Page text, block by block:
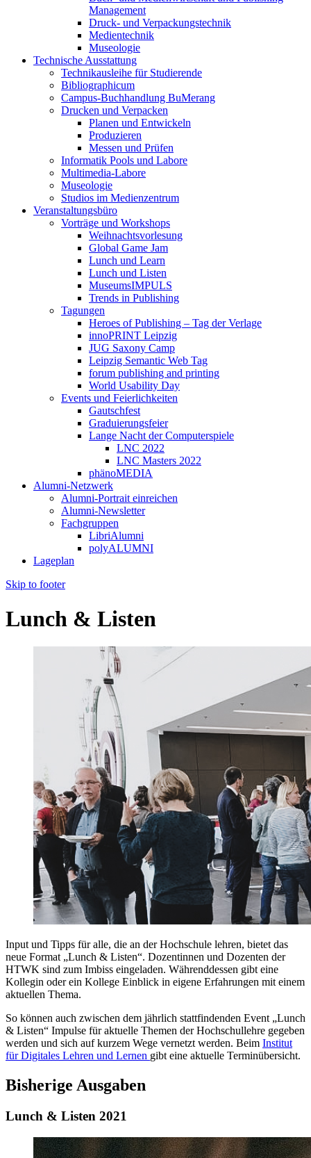
Management
Druck- und Verpackungstechnik
Medientechnik
Museologie
Technische Ausstattung
Technikausleihe für Studierende
Bibliographicum
Campus-Buchhandlung BuMerang
Drucken und Verpacken
Planen und Entwickeln
Produzieren
Messen und Prüfen
Informatik Pools und Labore
Multimedia-Labore
Museologie
Studios im Medienzentrum
Veranstaltungsbüro
Vorträge und Workshops
Weihnachtsvorlesung
Global Game Jam
Lunch und Learn
Lunch und Listen
MuseumsIMPULS
Trends in Publishing
Tagungen
Heroes of Publishing – Tag der Verlage
innoPRINT Leipzig
JUG Saxony Camp
Leipzig Semantic Web Tag
forum publishing and printing
World Usability Day
Events und Feierlichkeiten
Gautschfest
Graduierungsfeier
Lange Nacht der Computerspiele
LNC 2022
LNC Masters 2022
phänoMEDIA
Alumni-Netzwerk
Alumni-Portrait einreichen
Alumni-Newsletter
Fachgruppen
LibriAlumni
polyALUMNI
Lageplan
Skip to footer
Lunch & Listen
Input und Tipps für alle, die an der Hochschule lehren, bietet das
neue Format „Lunch & Listen“. Dozentinnen und Dozenten der
HTWK sind zum Imbiss eingeladen. Währenddessen gibt eine
Kollegin oder ein Kollege Einblick in eigene Erfahrungen mit einem
aktuellen Thema.
So können auch zwischen dem jährlich stattfindenden Event „Lunch
& Listen“ Impulse für aktuelle Themen der Hochschullehre gegeben
werden und sich auf kurzem Wege vernetzt werden. Beim Institut
für Digitales Lehren und Lernen gibt eine aktuelle Terminübersicht.
Bisherige Ausgaben
Lunch & Listen 2021